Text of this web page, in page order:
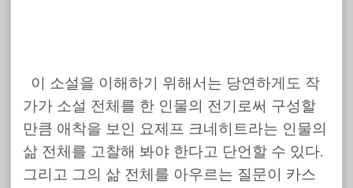
이 소설을 이해하기 위해서는 당연하게도 작
가가 소설 전체를 한 인물의 전기로써 구성할
만큼 애착을 보인 요제프 크네히트라는 인물의
삶 전체를 고찰해 봐야 한다고 단언할 수 있다.
그리고 그의 삶 전체를 아우르는 질문이 카스